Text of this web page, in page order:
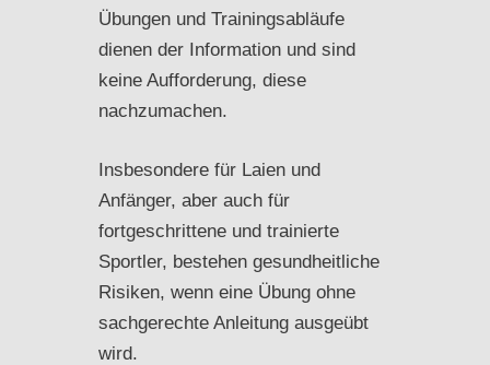
Übungen und Trainingsabläufe
dienen der Information und sind
keine Aufforderung, diese
nachzumachen.
Insbesondere für Laien und
Anfänger, aber auch für
fortgeschrittene und trainierte
Sportler, bestehen gesundheitliche
Risiken, wenn eine Übung ohne
sachgerechte Anleitung ausgeübt
wird.